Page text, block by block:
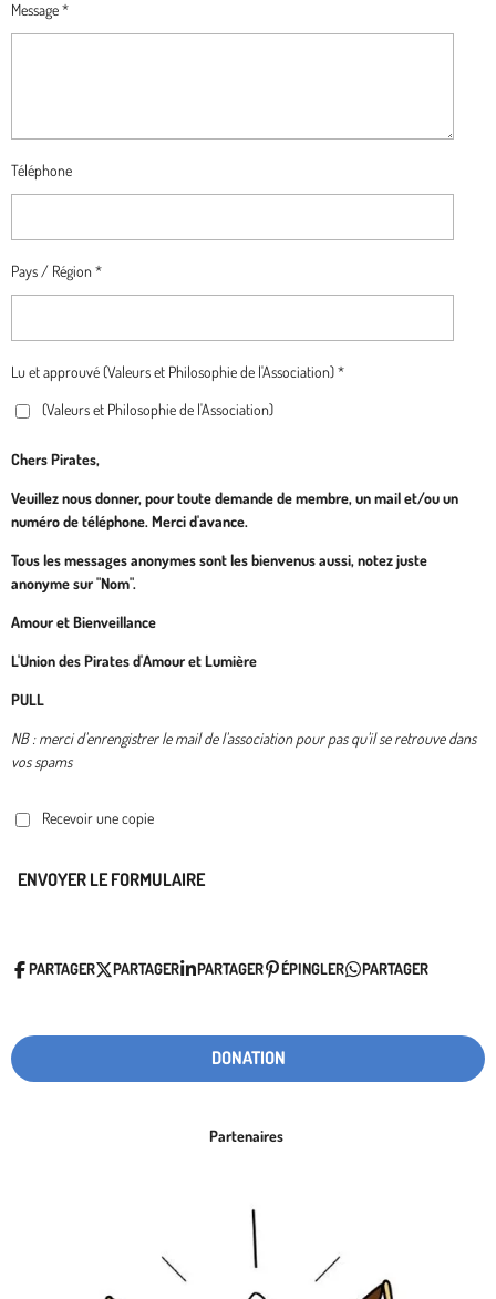
Message *
Téléphone
Pays / Région *
Lu et approuvé (Valeurs et Philosophie de l'Association) *
(Valeurs et Philosophie de l'Association)
Chers Pirates,
Veuillez nous donner, pour toute demande de membre, un mail et/ou un
numéro de téléphone. Merci d'avance.
Tous les messages anonymes sont les bienvenus aussi, notez juste
anonyme sur "Nom".
Amour et Bienveillance
L'Union des Pirates d'Amour et Lumière
PULL
NB : merci d'enrengistrer le mail de l'association pour pas qu'il se retrouve dans
vos spams
Recevoir une copie
ENVOYER LE FORMULAIRE
PARTAGER PARTAGER PARTAGER ÉPINGLER PARTAGER
DONATION
Partenaires